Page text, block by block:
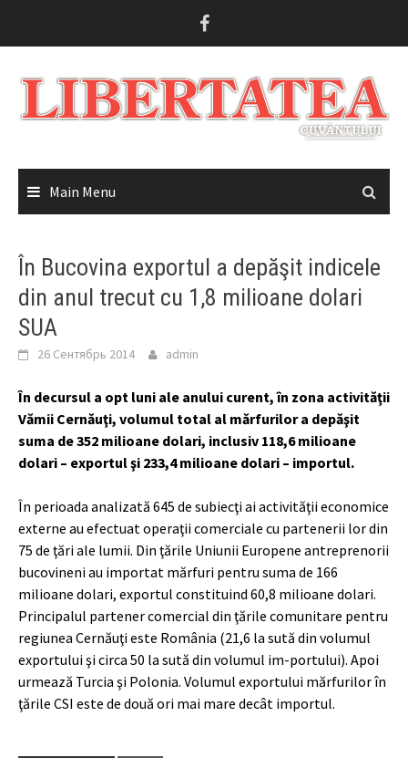
Main Menu
În Bucovina exportul a depăşit indicele
din anul trecut cu 1,8 milioane dolari
SUA
26 Сентябрь 2014 admin
În decursul a opt luni ale anului curent, în zona activităţii
Vămii Cernăuţi, volumul total al mărfurilor a depăşit
suma de 352 milioane dolari, inclusiv 118,6 milioane
dolari – exportul şi 233,4 milioane dolari – importul.
În perioada analizată 645 de subiecţi ai activităţii economice
externe au efectuat operaţii comerciale cu partenerii lor din
75 de ţări ale lumii. Din ţările Uniunii Europene antreprenorii
bucovineni au importat mărfuri pentru suma de 166
milioane dolari, exportul constituind 60,8 milioane dolari.
Principalul partener comercial din ţările comunitare pentru
regiunea Cernăuţi este România (21,6 la sută din volumul
exportului şi circa 50 la sută din volumul im-portului). Apoi
urmează Turcia şi Polonia. Volumul exportului mărfurilor în
ţările CSI este de două ori mai mare decât importul.